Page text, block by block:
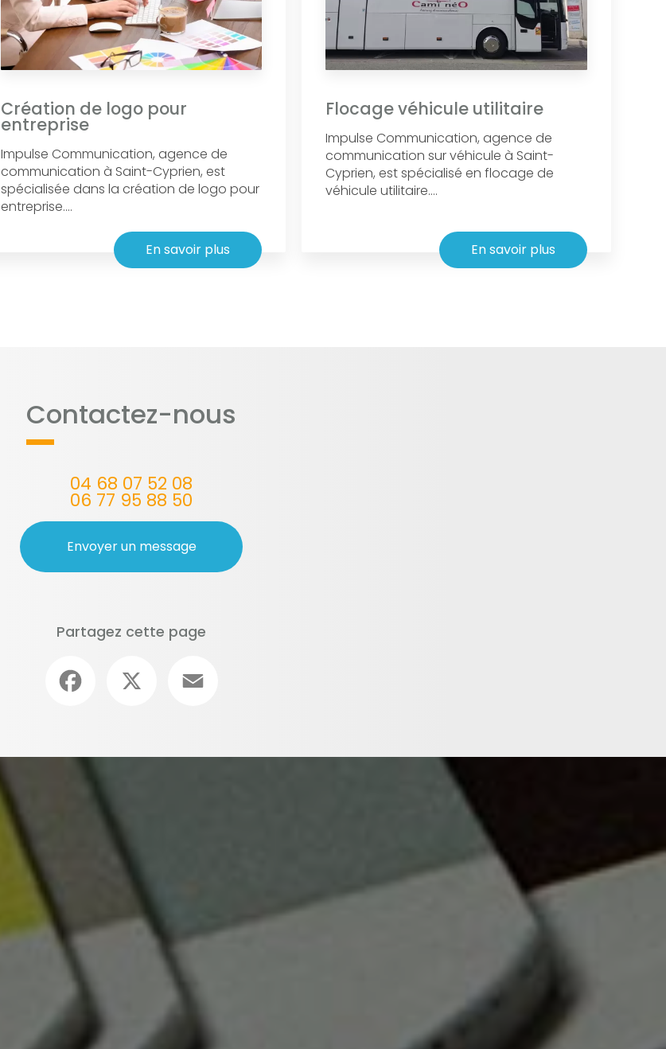
Création de logo pour
entreprise
Impulse Communication, agence de
communication à Saint-Cyprien, est
spécialisée dans la création de logo pour
entreprise....
En savoir plus
Flocage véhicule utilitaire
Impulse Communication, agence de
communication sur véhicule à Saint-
Cyprien, est spécialisé en flocage de
véhicule utilitaire....
En savoir plus
Contactez-nous
04 68 07 52 08
06 77 95 88 50
Envoyer un message
Partagez cette page